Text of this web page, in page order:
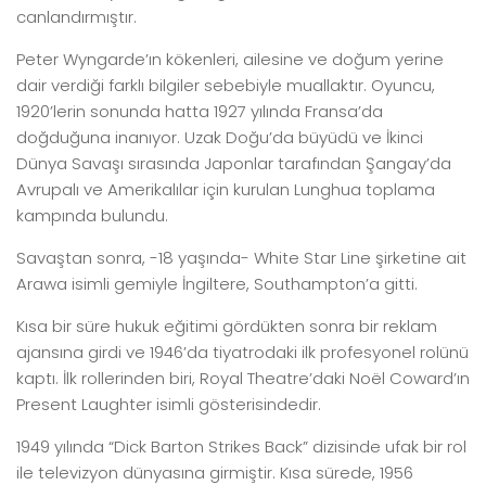
canlandırmıştır.
Peter Wyngarde’ın kökenleri, ailesine ve doğum yerine
dair verdiği farklı bilgiler sebebiyle muallaktır. Oyuncu,
1920’lerin sonunda hatta 1927 yılında Fransa’da
doğduğuna inanıyor. Uzak Doğu’da büyüdü ve İkinci
Dünya Savaşı sırasında Japonlar tarafından Şangay’da
Avrupalı ve Amerikalılar için kurulan Lunghua toplama
kampında bulundu.
Savaştan sonra, -18 yaşında- White Star Line şirketine ait
Arawa isimli gemiyle İngiltere, Southampton’a gitti.
Kısa bir süre hukuk eğitimi gördükten sonra bir reklam
ajansına girdi ve 1946’da tiyatrodaki ilk profesyonel rolünü
kaptı. İlk rollerinden biri, Royal Theatre’daki Noël Coward’ın
Present Laughter isimli gösterisindedir.
1949 yılında “Dick Barton Strikes Back” dizisinde ufak bir rol
ile televizyon dünyasına girmiştir. Kısa sürede, 1956